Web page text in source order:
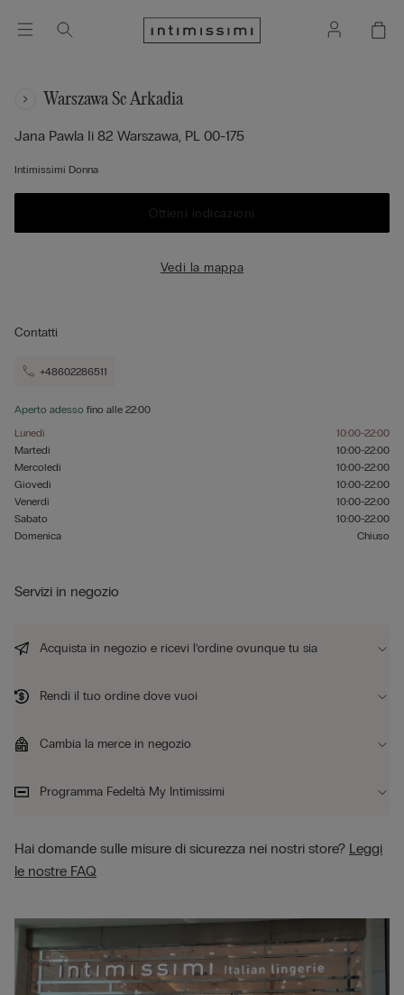
Warszawa Sc Arkadia
Jana Pawla Ii 82 Warszawa, PL 00-175
Intimissimi Donna
Ottieni indicazioni
Vedi la mappa
Contatti
+48602286511
Aperto adesso fino alle 22:00
Lunedì
10:00-22:00
Martedì
10:00-22:00
Mercoledì
10:00-22:00
Giovedì
10:00-22:00
Venerdì
10:00-22:00
Sabato
10:00-22:00
Domenica
Chiuso
Servizi in negozio
Acquista in negozio e ricevi l’ordine ovunque tu sia
Rendi il tuo ordine dove vuoi
Cambia la merce in negozio
Programma Fedeltà My Intimissimi
Hai domande sulle misure di sicurezza nei nostri store? Leggi
le nostre FAQ